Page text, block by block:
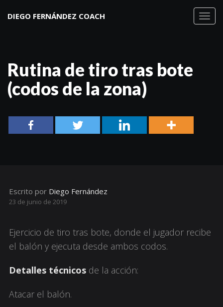
DIEGO FERNÁNDEZ COACH
Rutina de tiro tras bote
(codos de la zona)
Escrito por Diego Fernández
23 de junio de 2019
Ejercicio de tiro tras bote, donde el jugador recibe
el balón y ejecuta desde ambos codos.
Detalles técnicos de la acción:
Atacar el balón.